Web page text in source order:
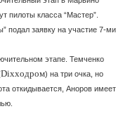
пилоты класса “Мастер”.
подал заявку на участие 7-ми
этапе. Темченко
Dixxодром) на три очка, но
откидывается, Аноров имеет